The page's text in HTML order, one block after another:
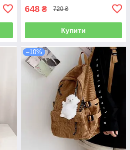
648 ₴ 720 ₴
Купити
–10%